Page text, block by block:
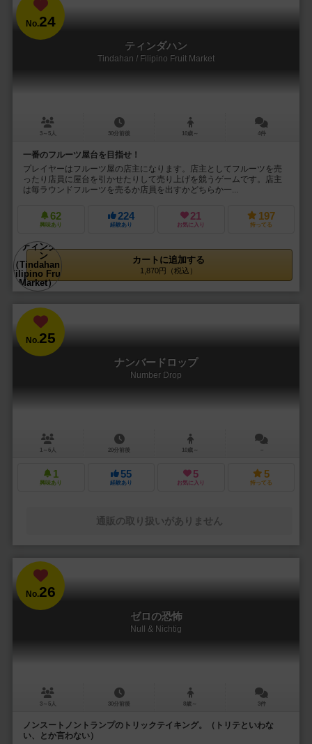
No.24
ティンダハン
Tindahan / Filipino Fruit Market
3～5人 30分前後 10歳～ 4件
一番のフルーツ屋台を目指せ！
プレイヤーはフルーツ屋の店主になります。店主としてフルーツを売
ったり店員に屋台を引かせたりして売り上げを競うゲームです。店主
は毎ラウンドフルーツを売るか店員を出すかどちらか一...
62
興味あり
224
経験あり
21
お気に入り
197
持ってる
カートに追加する
1,870円（税込）
No.25
ナンバードロップ
Number Drop
1～6人 20分前後 10歳～ －
1
興味あり
55
経験あり
5
お気に入り
5
持ってる
通販の取り扱いがありません
No.26
ゼロの恐怖
Null & Nichtig
3～5人 30分前後 8歳～ 3件
ノンスートノントランプのトリックテイキング。（トリテといわな
い、とか言わない）